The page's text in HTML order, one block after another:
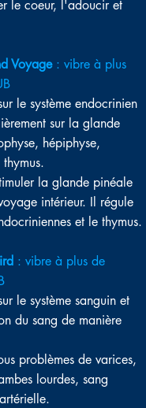
le coeur, l'adoucir et
Voyage : vibre à plus
le système endocrinien
sur la glande
hépiphyse,
la glande pinéale
intérieur. Il régule
et le thymus.
: vibre à plus de
le système sanguin et
du sang de manière
problèmes de varices,
lourdes, sang